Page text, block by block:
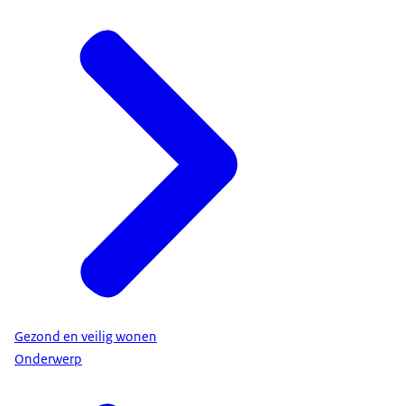
Gezond en veilig wonen
Onderwerp